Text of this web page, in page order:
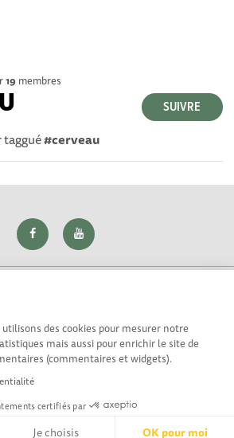
utilisons des cookies pour mesurer notre
mais aussi pour enrichir le site de
(commentaires et widgets).
certifiés par
Je choisis OK pour moi
19 membres
SUIVRE
taggué#cerveau
rentrer en contact : Echosciences Loire
amateurs de sciences et de
Propulsé parLa Rotonde
Politique de confidentialité